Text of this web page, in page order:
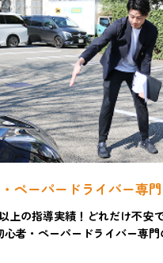
ペーパードライバー専
上の指導実績！どれだけ不安
心者・ペーパードライバー専